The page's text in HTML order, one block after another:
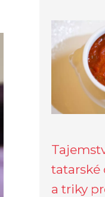
tatarské
a triky